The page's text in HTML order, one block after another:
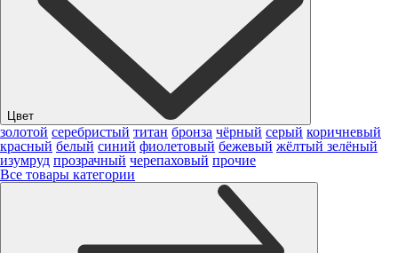
Цвет
золотой серебристый титан бронза чёрный серый коричневый
красный белый синий фиолетовый бежевый жёлтый зелёный
изумруд прозрачный черепаховый прочие
Все товары категории